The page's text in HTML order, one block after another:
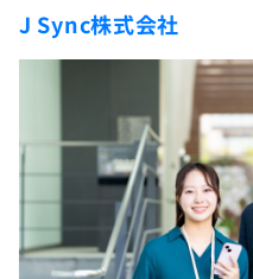
新卒エージェント
インタビュー
就活成功ガイド
4択課題
個人向けプラン
再チャレンジ結果一覧
Tech Team Journal
paizaとは？
J Sync株式会社